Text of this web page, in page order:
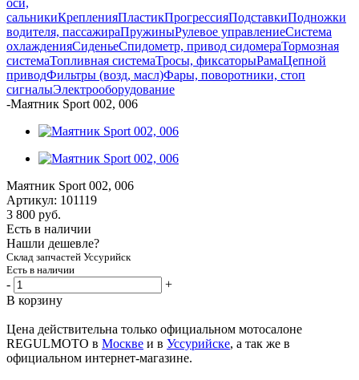
сальникиКрепленияПластикПрогрессияПодставкиПодножки
водителя, пассажираПружиныРулевое управлениеСистема
охлажденияСиденьеСпидометр, привод сидомераТормозная
системаТопливная системаТросы, фиксаторыРамаЦепной
приводФильтры (возд, масл)Фары, поворотники, стоп
сигналыЭлектрооборудование
-Маятник Sport 002, 006
Маятник Sport 002, 006
Артикул: 101119
3 800 руб.
Есть в наличии
Нашли дешевле?
Склад запчастей Уссурийск
Есть в наличии
-
+
В корзину
Цена действительна только официальном мотосалоне
REGULMOTO в Москве и в Уссурийске, а так же в
официальном интернет-магазине.